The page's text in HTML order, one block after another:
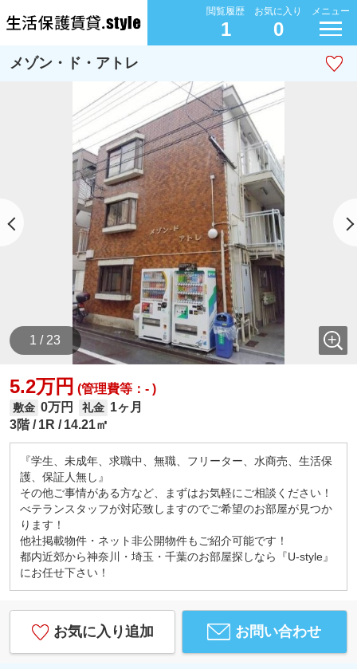
閲覧履歴
1
お気に入り
0
メニュー
メゾン・ド・アトレ
1 / 23
5.2万円 (管理費等：- )
敷金 0万円 礼金 1ヶ月
3階
1R 14.21㎡
『学生、未成年、求職中、無職、フリーター、水商売、生活保
護、保証人無し』
その他ご事情がある方など、まずはお気軽にご相談ください！
べテランスタッフが対応致しますのでご希望のお部屋が見つか
ります！
他社掲載物件・ネット非公開物件もご紹介可能です！
都内近郊から神奈川・埼玉・千葉のお部屋探しなら『U-style』
にお任せ下さい！
お気に入り追加 お問い合わせ